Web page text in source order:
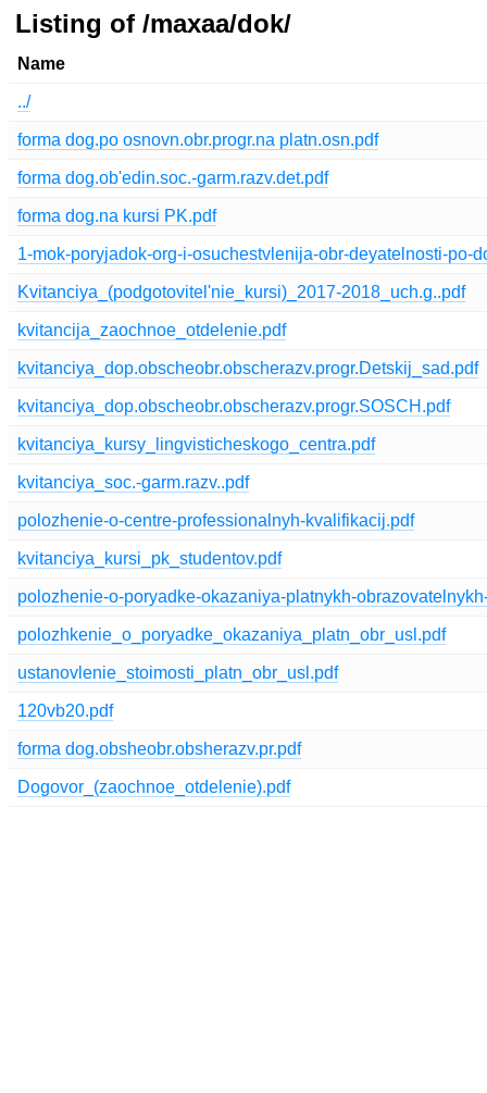
Listing of /maxaa/dok/
Name
../
forma dog.po osnovn.obr.progr.na platn.osn.pdf
forma dog.ob'edin.soc.-garm.razv.det.pdf
forma dog.na kursi PK.pdf
1-mok-poryjadok-org-i-osuchestvlenija-obr-deyatelnosti-po-
Kvitanciya_(podgotovitel'nie_kursi)_2017-2018_uch.g..pdf
kvitancija_zaochnoe_otdelenie.pdf
kvitanciya_dop.obscheobr.obscherazv.progr.Detskij_sad.pdf
kvitanciya_dop.obscheobr.obscherazv.progr.SOSCH.pdf
kvitanciya_kursy_lingvisticheskogo_centra.pdf
kvitanciya_soc.-garm.razv..pdf
polozhenie-o-centre-professionalnyh-kvalifikacij.pdf
kvitanciya_kursi_pk_studentov.pdf
polozhenie-o-poryadke-okazaniya-platnykh-
polozhkenie_o_poryadke_okazaniya_platn_obr_usl.pdf
ustanovlenie_stoimosti_platn_obr_usl.pdf
120vb20.pdf
forma dog.obsheobr.obsherazv.pr.pdf
Dogovor_(zaochnoe_otdelenie).pdf